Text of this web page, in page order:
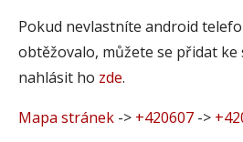
Pokud nevlastníte android
obtěžovalo, můžete se přidat ke
nahlásit ho zde.
Mapa stránek -> +420607 ->